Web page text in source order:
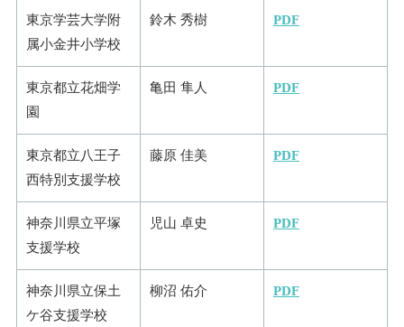
東京学芸大学附
属小金井小学校
鈴木 秀樹 PDF
東京都立花畑学
園
亀田 隼人 PDF
東京都立八王子
西特別支援学校
藤原 佳美 PDF
神奈川県立平塚
支援学校
児山 卓史 PDF
神奈川県立保土
ケ谷支援学校
柳沼 佑介 PDF